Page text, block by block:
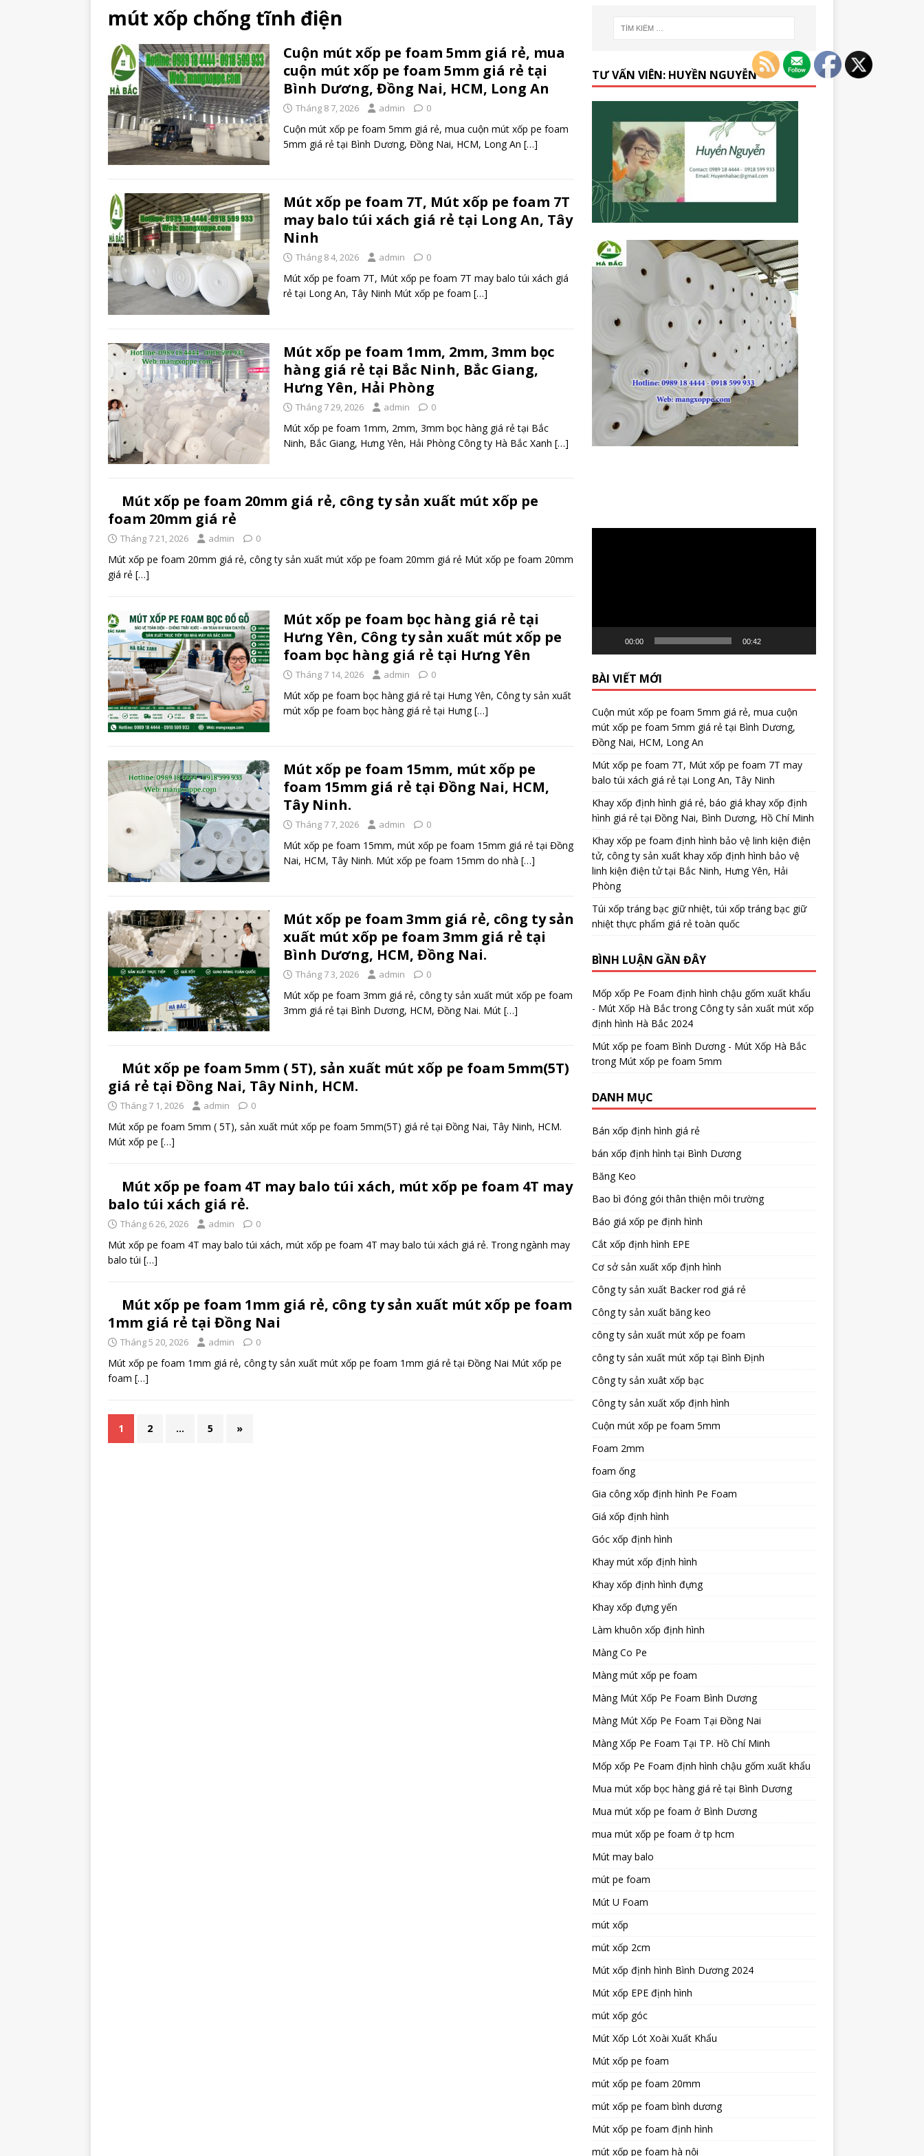
mút xốp chống tĩnh điện
Cuộn mút xốp pe foam 5mm giá rẻ, mua
cuộn mút xốp pe foam 5mm giá rẻ tại
Bình Dương, Đồng Nai, HCM, Long An
Tháng 8 7, 2026 admin 0
Cuộn mút xốp pe foam 5mm giá rẻ, mua cuộn mút xốp pe foam
5mm giá rẻ tại Bình Dương, Đồng Nai, HCM, Long An […]
Mút xốp pe foam 7T, Mút xốp pe foam 7T
may balo túi xách giá rẻ tại Long An, Tây
Ninh
Tháng 8 4, 2026 admin 0
Mút xốp pe foam 7T, Mút xốp pe foam 7T may balo túi xách giá
rẻ tại Long An, Tây Ninh Mút xốp pe foam […]
Mút xốp pe foam 1mm, 2mm, 3mm bọc
hàng giá rẻ tại Bắc Ninh, Bắc Giang,
Hưng Yên, Hải Phòng
Tháng 7 29, 2026 admin 0
Mút xốp pe foam 1mm, 2mm, 3mm bọc hàng giá rẻ tại Bắc
Ninh, Bắc Giang, Hưng Yên, Hải Phòng Công ty Hà Bắc Xanh […]
Mút xốp pe foam 20mm giá rẻ, công ty sản xuất mút xốp pe
foam 20mm giá rẻ
Tháng 7 21, 2026 admin 0
Mút xốp pe foam 20mm giá rẻ, công ty sản xuất mút xốp pe foam 20mm giá rẻ Mút xốp pe foam 20mm
giá rẻ […]
Mút xốp pe foam bọc hàng giá rẻ tại
Hưng Yên, Công ty sản xuất mút xốp pe
foam bọc hàng giá rẻ tại Hưng Yên
Tháng 7 14, 2026 admin 0
Mút xốp pe foam bọc hàng giá rẻ tại Hưng Yên, Công ty sản xuất
mút xốp pe foam bọc hàng giá rẻ tại Hưng[…]
Mút xốp pe foam 15mm, mút xốp pe
foam 15mm giá rẻ tại Đồng Nai, HCM,
Tây Ninh.
Tháng 7 7, 2026 admin 0
Mút xốp pe foam 15mm, mút xốp pe foam 15mm giá rẻ tại Đồng
Nai, HCM, Tây Ninh. Mút xốp pe foam 15mm do nhà […]
Mút xốp pe foam 3mm giá rẻ, công ty sản
xuất mút xốp pe foam 3mm giá rẻ tại
Bình Dương, HCM, Đồng Nai.
Tháng 7 3, 2026 admin 0
Mút xốp pe foam 3mm giá rẻ, công ty sản xuất mút xốp pe foam
3mm giá rẻ tại Bình Dương, HCM, Đồng Nai. Mút […]
Mút xốp pe foam 5mm ( 5T), sản xuất mút xốp pe foam 5mm(5T)
giá rẻ tại Đồng Nai, Tây Ninh, HCM.
Tháng 7 1, 2026 admin 0
Mút xốp pe foam 5mm ( 5T), sản xuất mút xốp pe foam 5mm(5T) giá rẻ tại Đồng Nai, Tây Ninh, HCM.
Mút xốp pe […]
Mút xốp pe foam 4T may balo túi xách, mút xốp pe foam 4T may
balo túi xách giá rẻ.
Tháng 6 26, 2026 admin 0
Mút xốp pe foam 4T may balo túi xách, mút xốp pe foam 4T may balo túi xách giá rẻ. Trong ngành may
balo túi […]
Mút xốp pe foam 1mm giá rẻ, công ty sản xuất mút xốp pe foam
1mm giá rẻ tại Đồng Nai
Tháng 5 20, 2026 admin 0
Mút xốp pe foam 1mm giá rẻ, công ty sản xuất mút xốp pe foam 1mm giá rẻ tại Đồng Nai Mút xốp pe
foam […]
1 2 … 5 »
TƯ VẤN VIÊN: HUYỀN NGUYỄN
00:00 00:42
BÀI VIẾT MỚI
Cuộn mút xốp pe foam 5mm giá rẻ, mua cuộn
mút xốp pe foam 5mm giá rẻ tại Bình Dương,
Đồng Nai, HCM, Long An
Mút xốp pe foam 7T, Mút xốp pe foam 7T may
balo túi xách giá rẻ tại Long An, Tây Ninh
Khay xốp định hình giá rẻ, báo giá khay xốp định
hình giá rẻ tại Đồng Nai, Bình Dương, Hồ Chí Minh
Khay xốp pe foam định hình bảo vệ linh kiện điện
tử, công ty sản xuất khay xốp định hình bảo vệ
linh kiện điện tử tại Bắc Ninh, Hưng Yên, Hải
Phòng
Túi xốp tráng bạc giữ nhiệt, túi xốp tráng bạc giữ
nhiệt thực phẩm giá rẻ toàn quốc
BÌNH LUẬN GẦN ĐÂY
Mốp xốp Pe Foam định hình chậu gốm xuất khẩu
- Mút Xốp Hà BắctrongCông ty sản xuất mút xốp
định hình Hà Bắc 2024
Mút xốp pe foam Bình Dương - Mút Xốp Hà Bắc
trong Mút xốp pe foam 5mm
DANH MỤC
Bán xốp định hình giá rẻ
bán xốp định hình tại Bình Dương
Băng Keo
Bao bì đóng gói thân thiện môi trường
Báo giá xốp pe định hình
Cắt xốp định hình EPE
Cơ sở sản xuất xốp định hình
Công ty sản xuất Backer rod giá rẻ
Công ty sản xuất băng keo
công ty sản xuất mút xốp pe foam
công ty sản xuất mút xốp tại Bình Định
Công ty sản xuât xốp bạc
Công ty sản xuất xốp định hình
Cuộn mút xốp pe foam 5mm
Foam 2mm
foam ống
Gia công xốp định hình Pe Foam
Giá xốp định hình
Góc xốp định hình
Khay mút xốp định hình
Khay xốp định hình đựng
Khay xốp đựng yến
Làm khuôn xốp định hình
Màng Co Pe
Màng mút xốp pe foam
Màng Mút Xốp Pe Foam Bình Dương
Màng Mút Xốp Pe Foam Tại Đồng Nai
Màng Xốp Pe Foam Tại TP. Hồ Chí Minh
Mốp xốp Pe Foam định hình chậu gốm xuất khẩu
Mua mút xốp bọc hàng giá rẻ tại Bình Dương
Mua mút xốp pe foam ở Bình Dương
mua mút xốp pe foam ở tp hcm
Mút may balo
mút pe foam
Mút U Foam
mút xốp
mút xốp 2cm
Mút xốp định hình Bình Dương 2024
Mút xốp EPE định hình
mút xốp góc
Mút Xốp Lót Xoài Xuất Khẩu
Mút xốp pe foam
mút xốp pe foam 20mm
mút xốp pe foam bình dương
Mút xốp pe foam định hình
mút xốp pe foam hà nội